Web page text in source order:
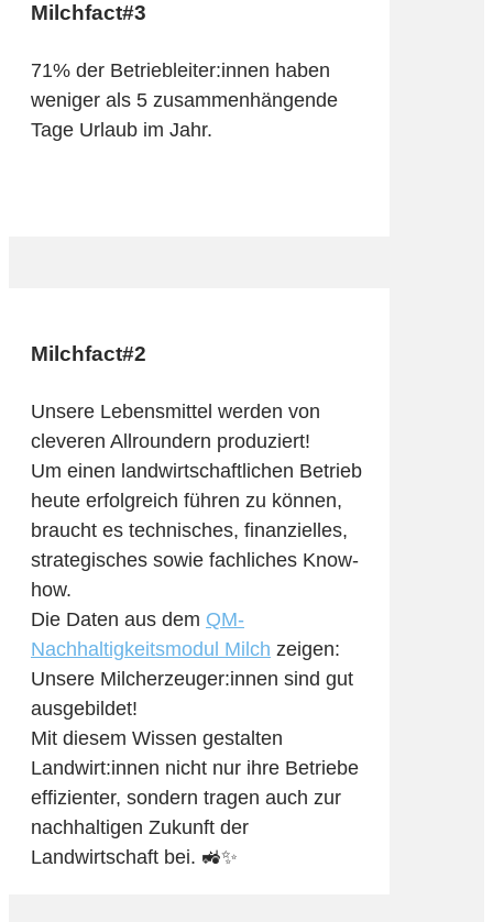
Milchfact#3
71% der Betriebleiter:innen haben
weniger als 5 zusammenhängende
Tage Urlaub im Jahr.
Milchfact#2
Unsere Lebensmittel werden von
cleveren Allroundern produziert!
Um einen landwirtschaftlichen Betrieb
heute erfolgreich führen zu können,
braucht es technisches, finanzielles,
strategisches sowie fachliches Know-
how.
Die Daten aus dem QM-
Nachhaltigkeitsmodul Milch zeigen:
Unsere Milcherzeuger:innen sind gut
ausgebildet!
Mit diesem Wissen gestalten
Landwirt:innen nicht nur ihre Betriebe
effizienter, sondern tragen auch zur
nachhaltigen Zukunft der
Landwirtschaft bei. 🚜✨